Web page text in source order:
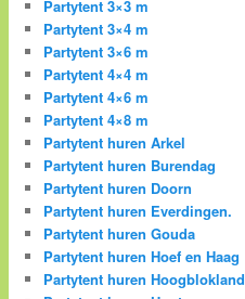
Partytent 3×3 m
Partytent 3×4 m
Partytent 3×6 m
Partytent 4×4 m
Partytent 4×6 m
Partytent 4×8 m
Partytent huren Arkel
Partytent huren Burendag
Partytent huren Doorn
Partytent huren Everdingen.
Partytent huren Gouda
Partytent huren Hoef en Haag
Partytent huren Hoogblokland